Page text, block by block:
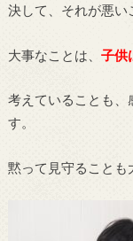
決して、それが悪い
大事なことは、 子供
考えていることも
す。
黙って見守ることも